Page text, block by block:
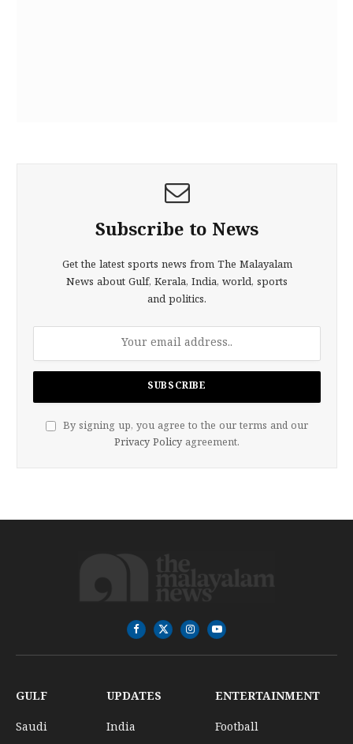
Subscribe to News
Get the latest sports news from The Malayalam
News about Gulf, Kerala, India, world, sports
and politics.
By signing up, you agree to the our terms and our
Privacy Policy agreement.
Facebook
X
(Twitter)
InstagramYouTube
GULF
Saudi
UPDATES
India
ENTERTAINMENT
Football